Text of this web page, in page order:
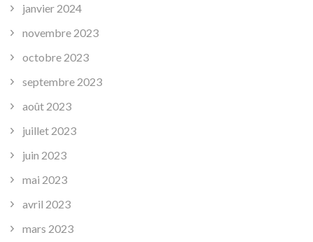
janvier 2024
novembre 2023
octobre 2023
septembre 2023
août 2023
juillet 2023
juin 2023
mai 2023
avril 2023
mars 2023